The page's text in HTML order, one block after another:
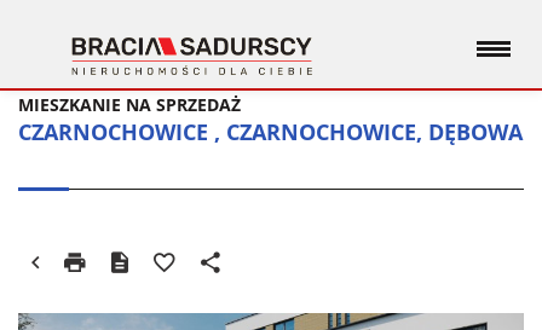
CZARNOCHOWICE , CZARNOCHOWICE, DĘBOWA
MIESZKANIE NA SPRZEDAŻ